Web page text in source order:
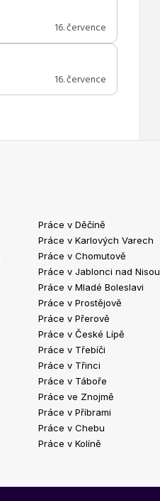
16. července
16. července
Práce v Děčíně
Práce v Karlových Varech
Práce v Chomutově
Práce v Jablonci nad Nisou
Práce v Mladé Boleslavi
Práce v Prostějově
Práce v Přerově
Práce v České Lípě
Práce v Třebíči
Práce v Třinci
Práce v Táboře
Práce ve Znojmě
Práce v Příbrami
Práce v Chebu
Práce v Kolíně